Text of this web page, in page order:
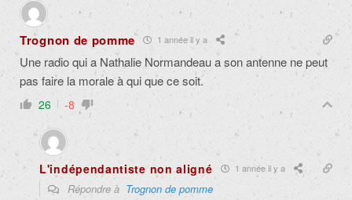
Trognon de pomme 1 année il y a
Une radio qui a Nathalie Normandeau a son antenne ne peut
pas faire la morale à qui que ce soit.
26 -8
L'indépendantiste non aligné 1 année il y a
Répondre à Trognon de pomme